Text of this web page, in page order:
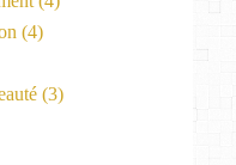
(4)
(3)